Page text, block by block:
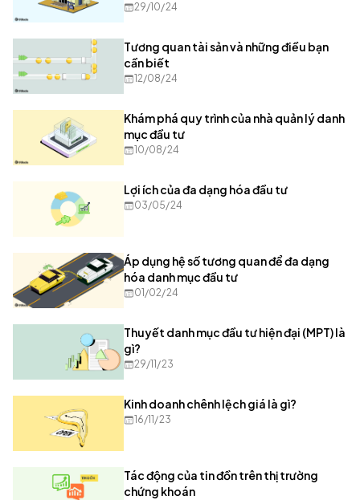
29/10/24
Tương quan tài sản và những điều bạn
cần biết
12/08/24
Khám phá quy trình của nhà quản lý danh
mục đầu tư
10/08/24
Lợi ích của đa dạng hóa đầu tư
03/05/24
Áp dụng hệ số tương quan để đa dạng
hóa danh mục đầu tư
01/02/24
Thuyết danh mục đầu tư hiện đại (MPT) là
gì?
29/11/23
Kinh doanh chênh lệch giá là gì?
16/11/23
Tác động của tin đồn trên thị trường
chứng khoán